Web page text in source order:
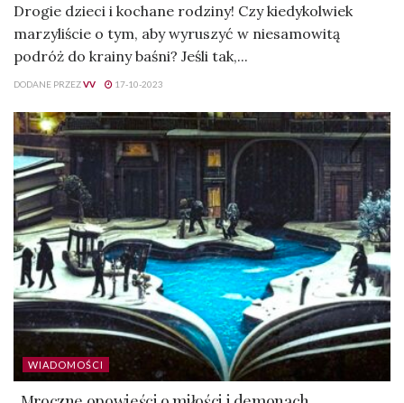
Drogie dzieci i kochane rodziny! Czy kiedykolwiek
marzyliście o tym, aby wyruszyć w niesamowitą
podróż do krainy baśni? Jeśli tak,...
DODANE PRZEZVV 17-10-2023
WIADOMOŚCI